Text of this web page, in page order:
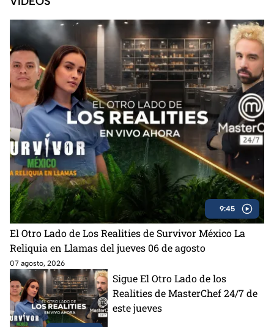
9:45
El Otro Lado de Los Realities de Survivor México La
Reliquia en Llamas del jueves 06 de agosto
07 agosto, 2026
Sigue El Otro Lado de los
Realities de MasterChef 24/7 de
este jueves